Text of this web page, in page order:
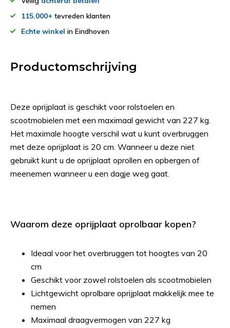
115.000+ tevreden klanten
Echte winkel in Eindhoven
Productomschrijving
Deze oprijplaat is geschikt voor rolstoelen en
scootmobielen met een maximaal gewicht van 227 kg.
Het maximale hoogte verschil wat u kunt overbruggen
met deze oprijplaat is 20 cm. Wanneer u deze niet
gebruikt kunt u de oprijplaat oprollen en opbergen of
meenemen wanneer u een dagje weg gaat.
Waarom deze oprijplaat oprolbaar kopen?
Ideaal voor het overbruggen tot hoogtes van 20
cm
Geschikt voor zowel rolstoelen als scootmobielen
Lichtgewicht oprolbare oprijplaat makkelijk mee te
nemen
Maximaal draagvermogen van 227 kg